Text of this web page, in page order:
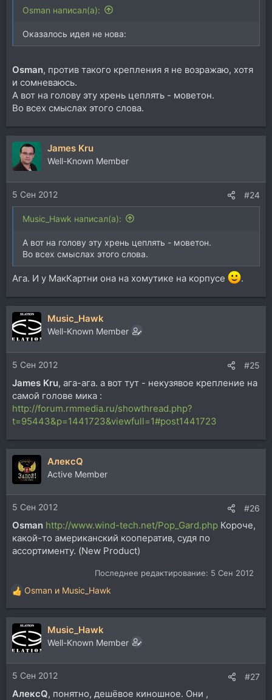
Osman написал(а):
Оказалось идея не нова:
Osman, против такого крепления я не возражаю, хотя
и сомневаюсь.
А вот на голову эту хрень цеплять - моветон.
Во всех смыслах этого слова.
James Kru
Well-Known Member
5 Сен 2012 #24
Music_Hawk написал(а):
А вот на голову эту хрень цеплять - моветон.
Во всех смыслах этого слова.
Ага. И у МакКартни она на хомутике на корпусе .
Music_Hawk
Well-Known Member
5 Сен 2012 #25
James Kru, ага-ага. а вот тут - некузявое крепление на
самой голове мика :
http://forum.rmmedia.ru/showthread.php?
t=95443&p=1441723&viewfull=1#post1441723
АлексQ
Active Member
5 Сен 2012 #26
Osman http://www.wind-tech.net/Pop_Gard.php Короче,
какой-то американский кооператив, судя по
ассортименту. (New Product)
Последнее редактирование: 5 Сен 2012
Р
е
а
ц
и
и
:
Osman и Music_Hawk
Music_Hawk
Well-Known Member
5 Сен 2012 #27
АлексQ, понятно, дешёвое киношное. Они ,